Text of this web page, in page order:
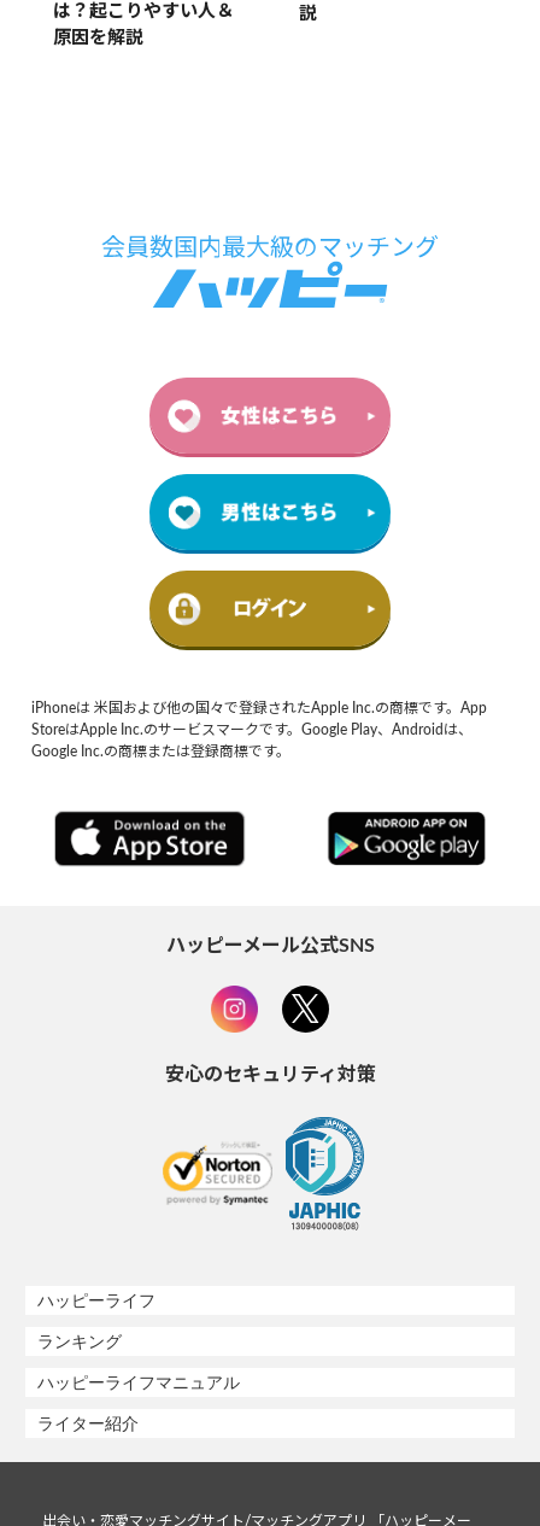
は？起こりやすい人＆
原因を解説
説
iPhoneは 米国および他の国々で登録されたApple Inc.の商標です。App
StoreはApple Inc.のサービスマークです。Google Play、Androidは、
Google Inc.の商標または登録商標です。
ハッピーメール公式SNS
安心のセキュリティ対策
ハッピーライフ
ランキング
ハッピーライフマニュアル
ライター紹介
出会い・恋愛マッチングサイト/マッチングアプリ 「ハッピーメー